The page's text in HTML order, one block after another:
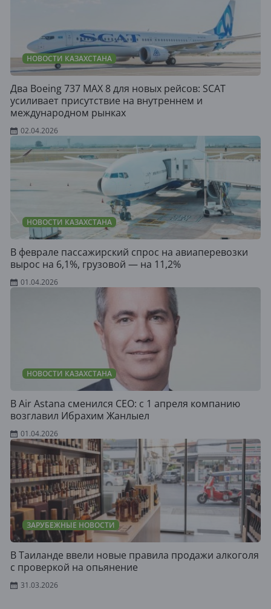
НОВОСТИ КАЗАХСТАНА
Два Boeing 737 MAX 8 для новых рейсов: SCAT
усиливает присутствие на внутреннем и
международном рынках
02.04.2026
НОВОСТИ КАЗАХСТАНА
В феврале пассажирский спрос на авиаперевозки
вырос на 6,1%, грузовой — на 11,2%
01.04.2026
НОВОСТИ КАЗАХСТАНА
В Air Astana сменился CEO: c 1 апреля компанию
возглавил Ибрахим Жанлыел
01.04.2026
ЗАРУБЕЖНЫЕ НОВОСТИ
В Таиланде ввели новые правила продажи алкоголя
с проверкой на опьянение
31.03.2026